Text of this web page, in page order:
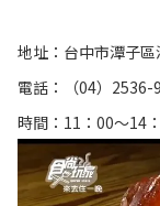
地址：台中市潭子
電話：（04）2536-
時間：11：00～14